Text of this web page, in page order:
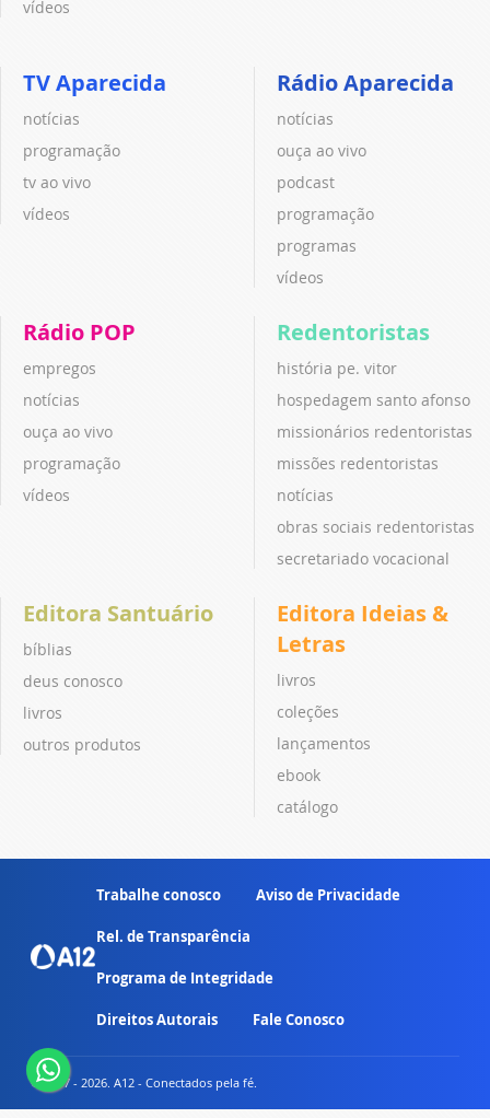
vídeos
TV Aparecida
notícias
programação
tv ao vivo
vídeos
Rádio Aparecida
notícias
ouça ao vivo
podcast
programação
programas
vídeos
Rádio POP
empregos
notícias
ouça ao vivo
programação
vídeos
Redentoristas
história pe. vitor
hospedagem santo afonso
missionários redentoristas
missões redentoristas
notícias
obras sociais redentoristas
secretariado vocacional
Editora Santuário
bíblias
deus conosco
livros
outros produtos
Editora Ideias &
Letras
livros
coleções
lançamentos
ebook
catálogo
Trabalhe conosco Aviso de Privacidade
Rel. de Transparência
Programa de Integridade
Direitos Autorais Fale Conosco
© 2007 - 2026. A12 - Conectados pela fé.